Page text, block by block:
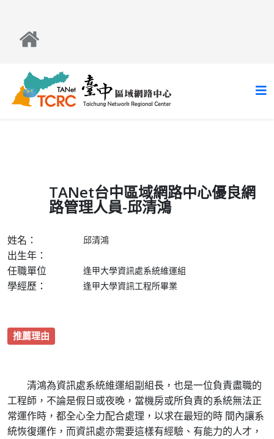
TANet台中區域網路中心優良網
路管理人員-邱清鴻
姓名： 邱清鴻
出生年：
任職單位
逢甲大學資訊處系統維運組
學經歷： 逢甲大學資訊工程所畢業
推薦理由
清鴻為資訊處系統維運組副組長，也是一位負責盡職的
工程師，不論是假日或夜晚，當機房或所負責的系統無法正
常運作時，都全心全力配合處理，以求在最短的時 間內讓系
統恢復運作，而資訊處亦需要這樣有經驗、有能力的人才，